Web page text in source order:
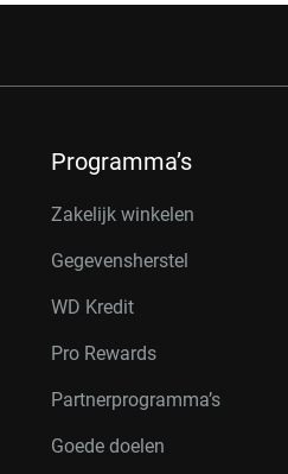
Programma’s
Zakelijk winkelen
Gegevensherstel
WD Kredit
Pro Rewards
Partnerprogramma’s
Goede doelen